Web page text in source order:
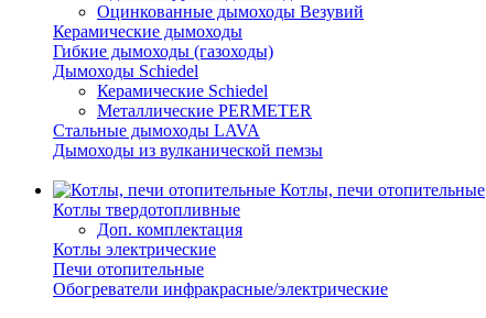
Оцинкованные дымоходы Везувий
Керамические дымоходы
Гибкие дымоходы (газоходы)
Дымоходы Schiedel
Керамические Schiedel
Металлические PERMETER
Стальные дымоходы LAVA
Дымоходы из вулканической пемзы
Котлы, печи отопительные
Котлы твердотопливные
Доп. комплектация
Котлы электрические
Печи отопительные
Обогреватели инфракрасные/электрические